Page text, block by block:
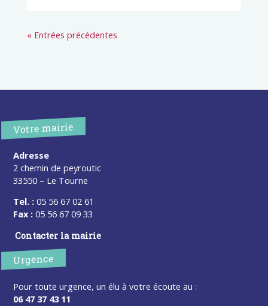
« Entrées précédentes
Votre mairie
Adresse
2 chemin de peyroutic
33550 – Le Tourne
Tel. : 05 56 67 02 61
Fax : 05 56 67 09 33
Contacter la mairie
Urgence
Pour toute urgence, un élu à votre écoute au :
06 47 37 43 11